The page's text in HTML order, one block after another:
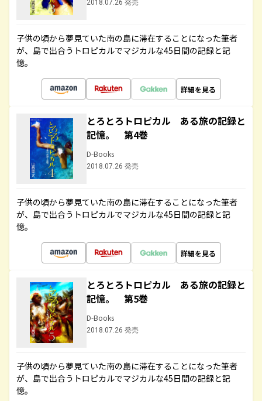
2018.07.26 発売
子供の頃から夢見ていた南の島に滞在することになった筆者
が、島で出合うトロピカルでマジカルな45日間の記録と記
憶。
詳細を見る
とろとろトロピカル ある旅の記録と
記憶。 第4巻
D-Books
2018.07.26 発売
子供の頃から夢見ていた南の島に滞在することになった筆者
が、島で出合うトロピカルでマジカルな45日間の記録と記
憶。
詳細を見る
とろとろトロピカル ある旅の記録と
記憶。 第5巻
D-Books
2018.07.26 発売
子供の頃から夢見ていた南の島に滞在することになった筆者
が、島で出合うトロピカルでマジカルな45日間の記録と記
憶。